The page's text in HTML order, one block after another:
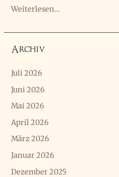
SWR
zu
BODY
POLITICS
Weiterlesen...
Archiv
Juli 2026
Juni 2026
Mai 2026
April 2026
März 2026
Januar 2026
Dezember 2025